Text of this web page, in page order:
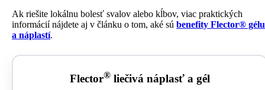
Ak riešite lokálnu bolesť svalov alebo kĺbov, viac praktických
informácií nájdete aj v článku o tom, aké sú benefity Flector® gélu
a náplastí.
Flector®liečivá náplasť a gél